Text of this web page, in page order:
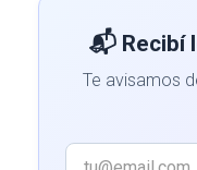
📬 Recibí
Te avisamos